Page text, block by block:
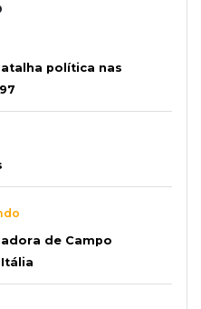
política nas
de Campo